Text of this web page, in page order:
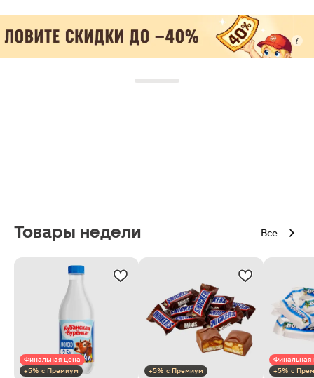
Товары недели Все
Финальная цена
+5% с Премиум
+5% с Премиум
Финальная
+5% с